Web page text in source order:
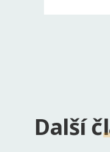
Další